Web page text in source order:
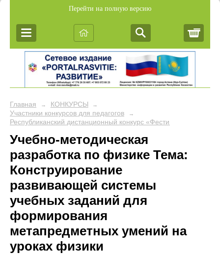
Перейти на полную версию
Главная → КОНКУРСЫ →
Участники конкурсов для педагогов →
Республиканский дистанционный конкурс «Фестиваль
Учебно-методическая
разработка по физике Тема:
Конструирование
развивающей системы
учебных заданий для
формирования
метапредметных умений на
уроках физики